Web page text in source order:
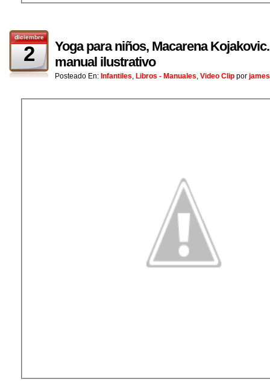
diciembre
2
Yoga para niños, Macarena
manual ilustrativo
Posteado En: Infantiles Libros - Manuales Video Clip por